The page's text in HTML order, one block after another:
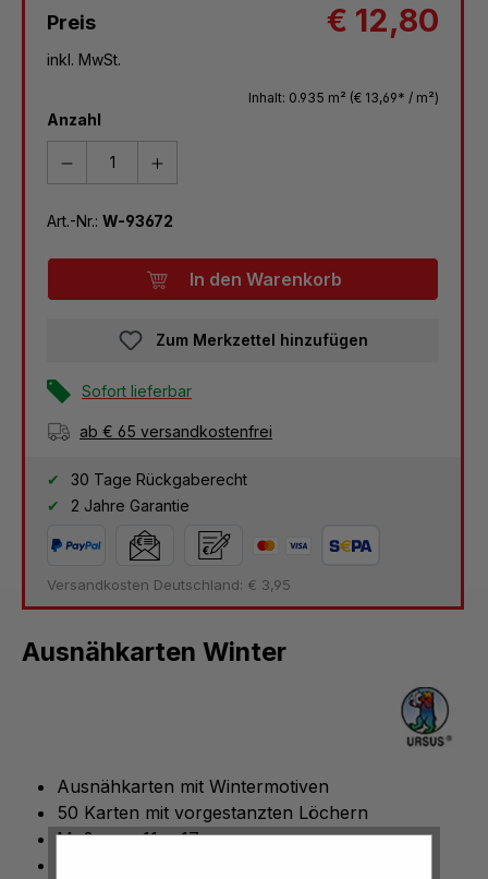
Preis € 12,80
inkl. MwSt.
Inhalt: 0.935 m² (€ 13,69* / m²)
Anzahl
Art.-Nr.: W-93672
In den Warenkorb
Zum Merkzettel hinzufügen
Sofort lieferbar
ab € 65 versandkostenfrei
30 Tage Rückgaberecht
2 Jahre Garantie
Versandkosten Deutschland: € 3,95
Ausnähkarten Winter
Ausnähkarten mit Wintermotiven
50 Karten mit vorgestanzten Löchern
Maße: ca. 11 x 17 cm